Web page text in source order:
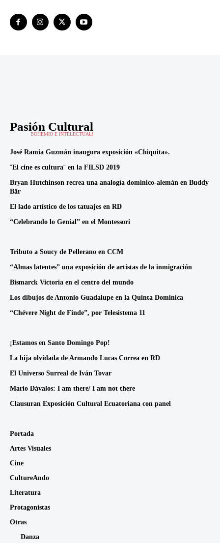
Pasión Cultural
BOHEMIO E INTELECTUAL!
José Ramia Guzmán inaugura exposición «Chiquita».
¨El cine es cultura¨ en la FILSD 2019
Bryan Hutchinson recrea una analogía domínico-alemán en Buddy
Bär
El lado artístico de los tatuajes en RD
“Celebrando lo Genial” en el Montessori
Tributo a Soucy de Pellerano en CCM
“Almas latentes” una exposición de artistas de la inmigración
Bismarck Victoria en el centro del mundo
Los dibujos de Antonio Guadalupe en la Quinta Dominica
“Chévere Night de Finde”, por Telesistema 11
¡Estamos en Santo Domingo Pop!
La hija olvidada de Armando Lucas Correa en RD
El Universo Surreal de Iván Tovar
Mario Dávalos: I am there/ I am not there
Clausuran Exposición Cultural Ecuatoriana con panel
Portada
Artes Visuales
Cine
CultureAndo
Literatura
Protagonistas
Otras
Danza